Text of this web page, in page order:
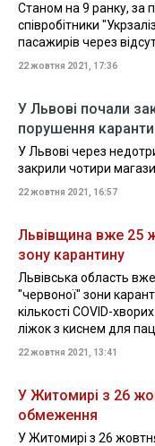
Станом на 9 ранку, за
співробітники
пасажирів через
22 жовтня 2021, 17:36
У Львові почали
порушення
У Львові через
закрили чотири
22 жовтня 2021, 16:57
Львівщина вже 25
зону карантину
Львівська область
"червоної" зони
кількості COVID-
ліжок з киснем для
22 жовтня 2021, 13:41
У Житомирі з 26
обмеження
У Житомирі з 26